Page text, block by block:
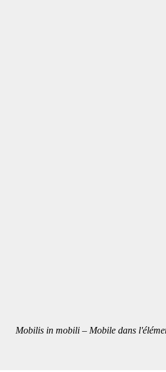
Mobilis in mobili – Mobile dans